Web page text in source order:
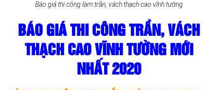
Báo giá thi công làm trần, vách thạch cao vĩnh tường
BÁO GIÁ THI CÔNG TRẦN, VÁCH
THẠCH CAO VĨNH TƯỜNG MỚI
NHẤT 2020